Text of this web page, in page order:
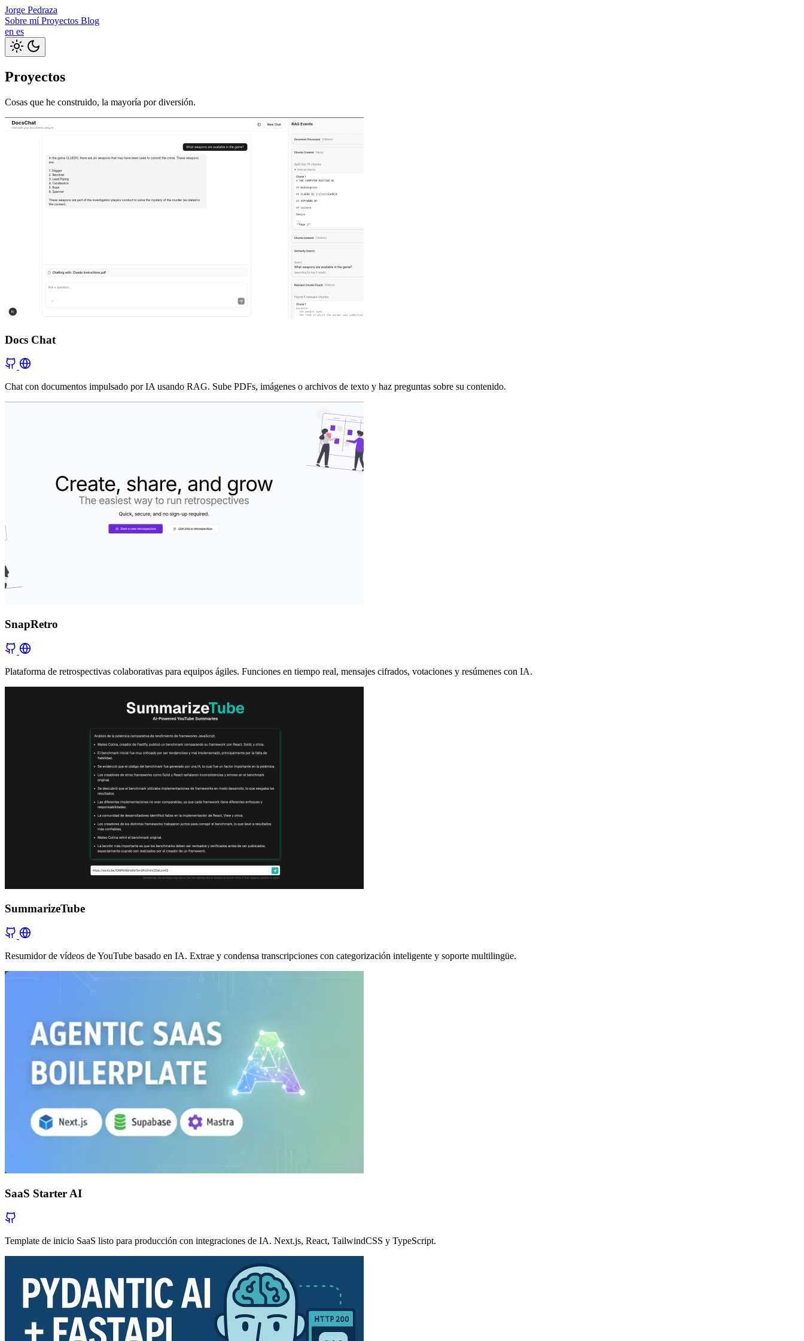
Jorge Pedraza
Sobre míProyectos Blog
en es
Proyectos
Cosas que he construido, la mayoría por diversión.
Docs Chat
Chat con documentos impulsado por IA usando RAG. Sube PDFs, imágenes o archivos de texto y haz preguntas sobre su contenido.
SnapRetro
Plataforma de retrospectivas colaborativas para equipos ágiles. Funciones en tiempo real, mensajes cifrados, votaciones y resúmenes con IA.
SummarizeTube
Resumidor de vídeos de YouTube basado en IA. Extrae y condensa transcripciones con categorización inteligente y soporte multilingüe.
SaaS Starter AI
Template de inicio SaaS listo para producción con integraciones de IA. Next.js, React, TailwindCSS y TypeScript.